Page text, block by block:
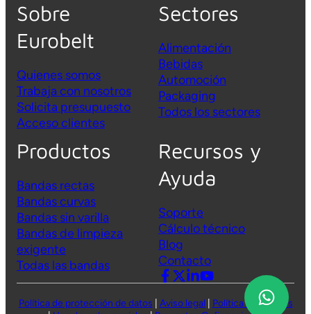
Sobre
Eurobelt
Quienes somos
Trabaja con nosotros
Solicita presupuesto
Acceso clientes
Sectores
Alimentación
Bebidas
Automoción
Packaging
Todos los sectores
Productos
Bandas rectas
Bandas curvas
Bandas sin varilla
Bandas de limpieza
exigente
Todas las bandas
Recursos y
Ayuda
Soporte
Cálculo técnico
Blog
Contacto
Política de protección de datos Aviso legal
Política de cookies